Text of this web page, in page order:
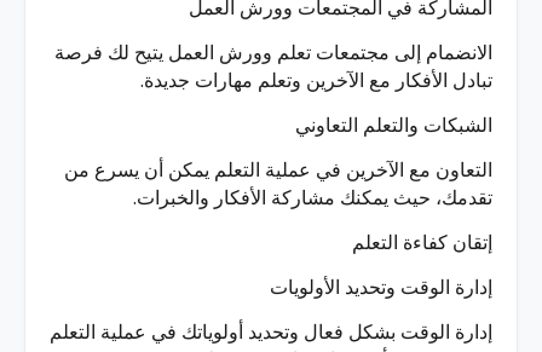
المشاركة في المجتمعات وورش العمل
الانضمام إلى مجتمعات تعلم وورش العمل يتيح لك فرصة
تبادل الأفكار مع الآخرين وتعلم مهارات جديدة.
الشبكات والتعلم التعاوني
التعاون مع الآخرين في عملية التعلم يمكن أن يسرع من
تقدمك، حيث يمكنك مشاركة الأفكار والخبرات.
إتقان كفاءة التعلم
إدارة الوقت وتحديد الأولويات
إدارة الوقت بشكل فعال وتحديد أولوياتك في عملية التعلم